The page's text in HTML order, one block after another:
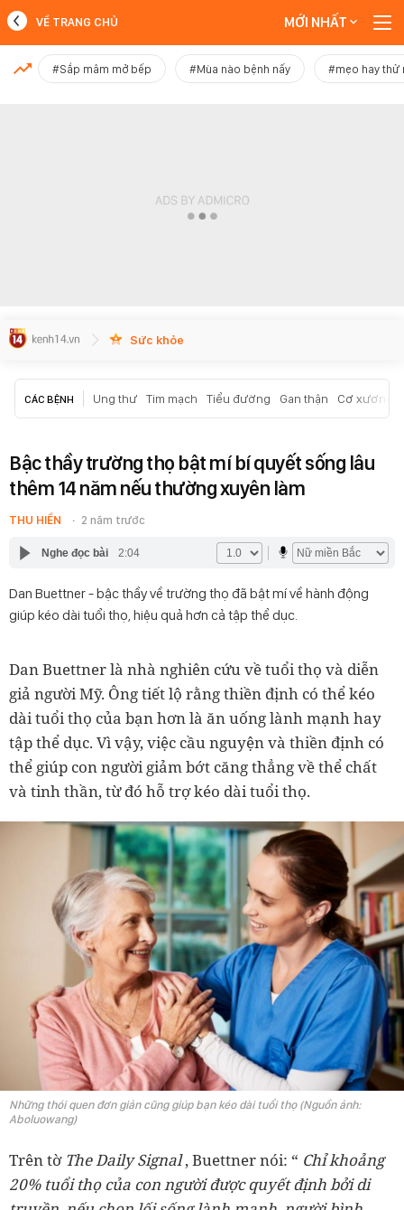
MỚI NHẤT
VỀ TRANG CHỦ MỚI NHẤT
#Sắp mâm mở bếp #Mùa nào bệnh nấy #mẹo hay thử
Sức khỏe
CÁC BỆNH Ung thư Tim mạch Tiểu đường Gan thận Cơ xương
Bậc thầy trường thọ bật mí bí quyết sống lâu
thêm 14 năm nếu thường xuyên làm
THU HIỀN 2 năm trước
Nghe đọc bài 2:04
Dan Buettner - bậc thầy về trường thọ đã bật mí về hành động
giúp kéo dài tuổi thọ, hiệu quả hơn cả tập thể dục.
Dan Buettner là nhà nghiên cứu về tuổi thọ và diễn
giả người Mỹ. Ông tiết lộ rằng thiền định có thể kéo
dài tuổi thọ của bạn hơn là ăn uống lành mạnh hay
tập thể dục. Vì vậy, việc cầu nguyện và thiền định có
thể giúp con người giảm bớt căng thẳng về thể chất
và tinh thần, từ đó hỗ trợ kéo dài tuổi thọ.
Những thói quen đơn giản cũng giúp bạn kéo dài tuổi thọ (Nguồn ảnh:
Aboluowang)
Trên tờ The Daily Signal, Buettner nói: “ Chỉ khoảng
20% tuổi thọ của con người được quyết định bởi di